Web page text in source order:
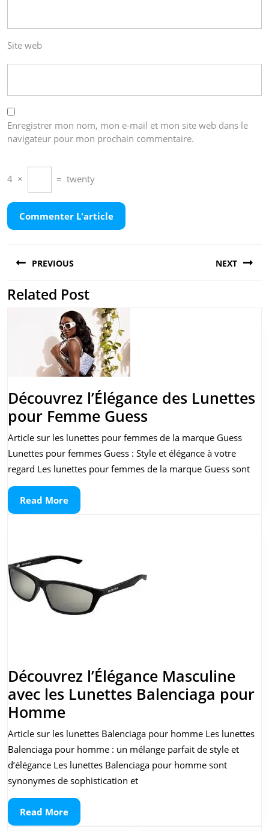
Site web
Enregistrer mon nom, mon e-mail et mon site web dans le
navigateur pour mon prochain commentaire.
4 × = twenty
de
l’article
PREVIOUS
Previous
NEXT
Related Post
Découvrez l’Élégance des Lunettes
pour Femme Guess
l’Élégance
des
Lunettes
Article sur les lunettes pour femmes de la marque Guess
Lunettes pour femmes Guess : Style et élégance à votre
regard Les lunettes pour femmes de la marque Guess sont
Read MoreRead
More
Découvrez l’Élégance Masculine
avec les Lunettes Balenciaga pour
HommeDécouvrez
l’Élégance
Masculine
avec
les
Lunettes
Balenciaga
Article sur les lunettes Balenciaga pour homme Les lunettes
Balenciaga pour homme : un mélange parfait de style et
d’élégance Les lunettes Balenciaga pour homme sont
synonymes de sophistication et
Read MoreRead
More